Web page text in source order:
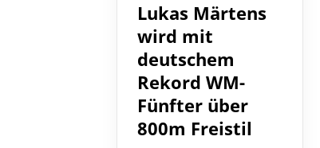
Lukas Märtens
wird mit
deutschem
Rekord WM-
Fünfter über
800m Freistil